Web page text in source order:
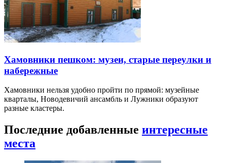
Хамовники пешком: музеи, старые переулки и
набережные
Хамовники нельзя удобно пройти по прямой: музейные
кварталы, Новодевичий ансамбль и Лужники образуют
разные кластеры.
Последние добавленные интересные
места